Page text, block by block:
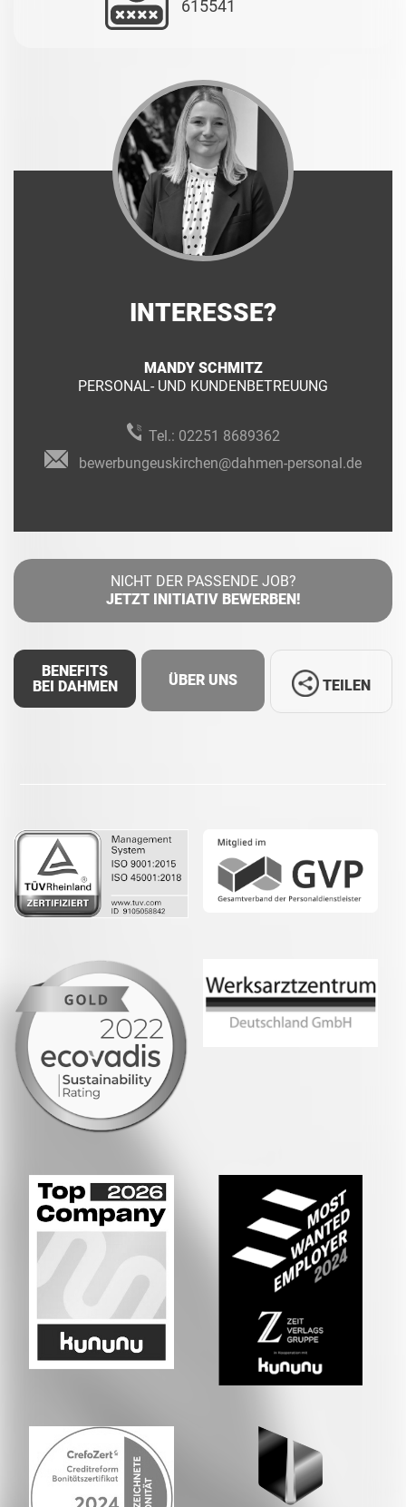
615541
INTERESSE?
MANDY SCHMITZ
PERSONAL- UND KUNDENBETREUUNG
Tel.: 02251 8689362
bewerbungeuskirchen@dahmen-personal.de
NICHT DER PASSENDE JOB?
JETZT INITIATIV BEWERBEN!
BENEFITS
BEI DAHMEN
ÜBER UNS TEILEN